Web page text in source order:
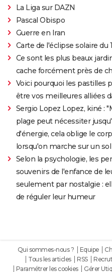
La Liga sur DAZN
Pascal Obispo
Guerre en Iran
Carte de l'éclipse solaire du
Ce sont les plus beaux
cache forcément près de
Voici pourquoi les pastilles
être vos meilleures alliées
Sergio Lopez Lopez, kiné :
plage peut nécessiter
d'énergie, cela oblige le
lorsqu'on marche sur un
Selon la psychologie, les
souvenirs de l'enfance de
seulement par nostalgie :
de réguler leur humeur
Qui sommes-nous ? Equipe
Tous les articles
RSS
Paramétrer les cookies
Gérer Utiq